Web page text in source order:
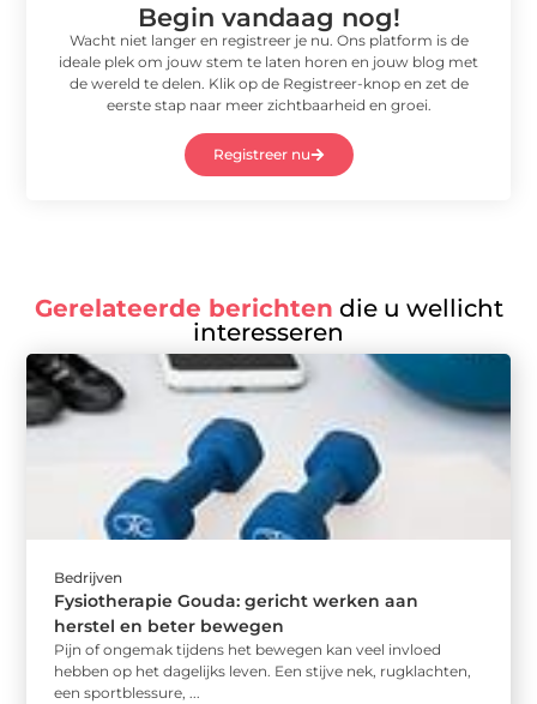
Begin vandaag nog!
Wacht niet langer en registreer je nu. Ons platform is de
ideale plek om jouw stem te laten horen en jouw blog met
de wereld te delen. Klik op de Registreer-knop en zet de
eerste stap naar meer zichtbaarheid en groei.
Registreer nu
Gerelateerde berichten die u wellicht
interesseren
Bedrijven
Fysiotherapie Gouda: gericht werken aan
herstel en beter bewegen
Pijn of ongemak tijdens het bewegen kan veel invloed
hebben op het dagelijks leven. Een stijve nek, rugklachten,
een sportblessure, ...